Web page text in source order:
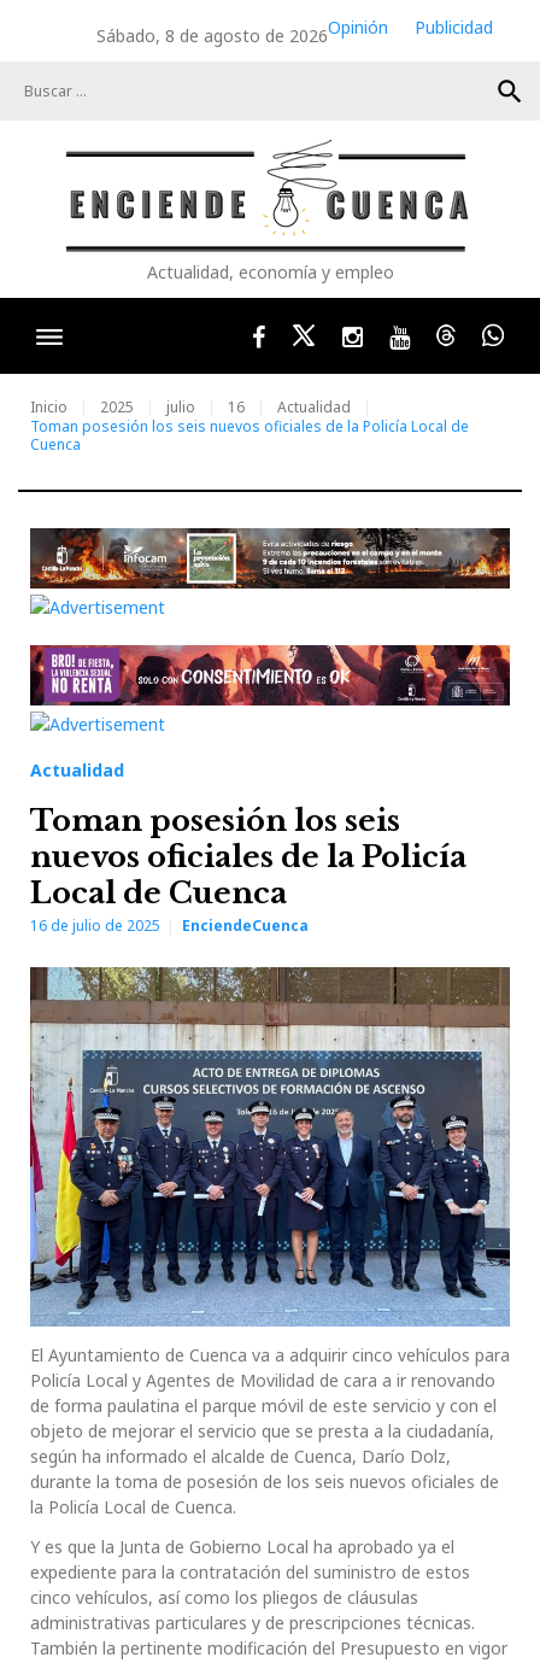
Sábado, 8 de agosto de 2026Opinión
Publicidad
search
Actualidad, economía y empleo
FacebookTwitterInstagram
YoutubeThreads
Inicio 2025 julio 16
Actualidad
Toman posesión los seis nuevos oficiales de la Policía Local de
Cuenca
Actualidad
Toman posesión los seis
nuevos oficiales de la Policía
Local de Cuenca
16 de julio de 2025 EnciendeCuenca
El Ayuntamiento de Cuenca va a adquirir cinco vehículos para
Policía Local y Agentes de Movilidad de cara a ir renovando
de forma paulatina el parque móvil de este servicio y con el
objeto de mejorar el servicio que se presta a la ciudadanía,
según ha informado el alcalde de Cuenca, Darío Dolz,
durante la toma de posesión de los seis nuevos oficiales de
la Policía Local de Cuenca.
Y es que la Junta de Gobierno Local ha aprobado ya el
expediente para la contratación del suministro de estos
cinco vehículos, así como los pliegos de cláusulas
administrativas particulares y de prescripciones técnicas.
También la pertinente modificación del Presupuesto en vigor